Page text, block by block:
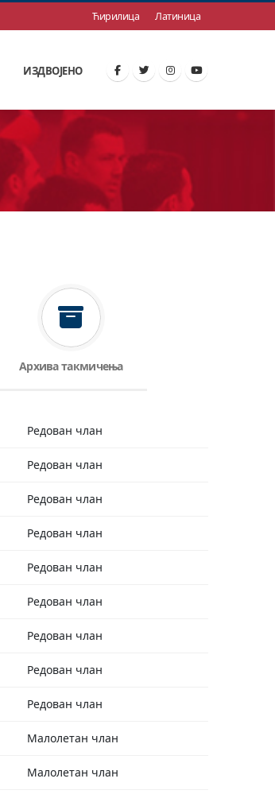
Ћирилица Латиница
ИЗДВОЈЕНО
Архива такмичења
Редован члан
Редован члан
Редован члан
Редован члан
Редован члан
Редован члан
Редован члан
Редован члан
Редован члан
Малолетан члан
Малолетан члан